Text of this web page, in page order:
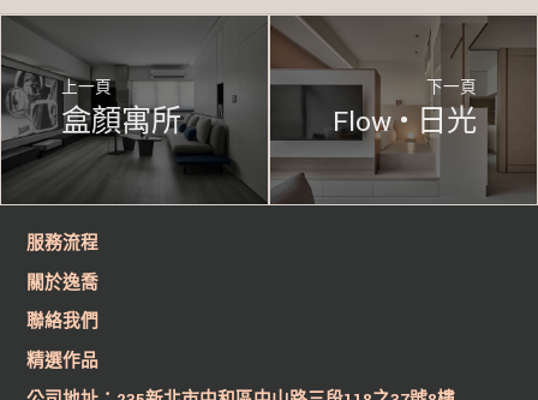
上一頁
盒顏寓所
下一頁
Flow • 日光
服務流程
關於逸喬
聯絡我們
精選作品